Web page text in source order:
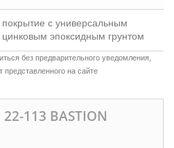
покрытие с универсальным
цинковым эпоксидным грунтом
без предварительного уведомления,
на сайте
113 BASTION